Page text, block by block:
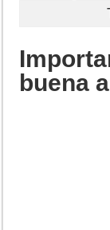
buena